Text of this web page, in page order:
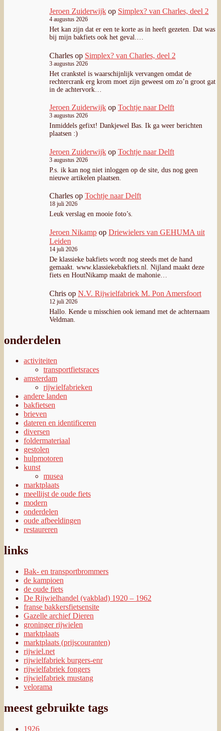
Jeroen Zuiderwijk op Simplex? van Charles, deel 2
4 augustus 2026
Het kan zijn dat er een te korte as in heeft gezeten. Dat was
bij mijn bakfiets ook het geval.…
Charles op Simplex? van Charles, deel 2
3 augustus 2026
Het crankstel is waarschijnlijk vervangen omdat de
rechtercrank erg krom moet zijn geweest om zo’n groot gat
in de achtervork…
Jeroen Zuiderwijk op Tochtje naar Delft
3 augustus 2026
Inmiddels gefixt! Dankjewel Bas. Ik ga weer berichten
plaatsen :)
Jeroen Zuiderwijk op Tochtje naar Delft
3 augustus 2026
P.s. ik kan nog niet inloggen op de site, dus nog geen
nieuwe artikelen plaatsen.
Charles op Tochtje naar Delft
18 juli 2026
Leuk verslag en mooie foto’s.
Jeroen Nikamp op Driewielers van GEHUMA uit
Leiden
14 juli 2026
De klassieke bakfiets wordt nog steeds met de hand
gemaakt. www.klassiekebakfiets.nl. Nijland maakt deze
fiets en HoutNikamp maakt de mahonie…
Chris op N.V. Rijwielfabriek M. Pon Amersfoort
12 juli 2026
Hallo. Kende u misschien ook iemand met de achternaam
Veldman.
onderdelen
activiteiten
transportfietsraces
amsterdam
rijwielfabrieken
andere landen
bakfietsen
brieven
dateren en identificeren
diversen
foldermateriaal
gestolen
hulpmotoren
kunst
musea
marktplaats
meellijst de oude fiets
modern
onderdelen
oude afbeeldingen
restaureren
links
Bak- en transportbrommers
de kampioen
de oude fiets
De Rijwielhandel (vakblad) 1920 – 1962
franse bakkersfietsensite
Gazelle archief Dieren
groninger rijwielen
marktplaats
marktplaats (prijscouranten)
rijwiel.net
rijwielfabriek burgers-enr
rijwielfabriek fongers
rijwielfabriek mustang
velorama
meest gebruikte tags
1926